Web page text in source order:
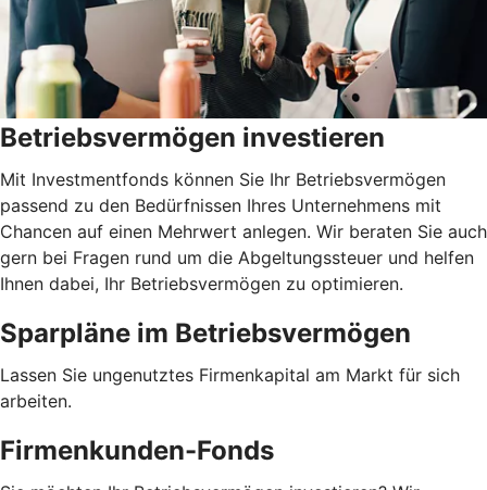
Betriebsvermögen investieren
Mit Investmentfonds können Sie Ihr Betriebsvermögen
passend zu den Bedürfnissen Ihres Unternehmens mit
Chancen auf einen Mehrwert anlegen. Wir beraten Sie auch
gern bei Fragen rund um die Abgeltungssteuer und helfen
Ihnen dabei, Ihr Betriebsvermögen zu optimieren.
Sparpläne im Betriebsvermögen
Lassen Sie ungenutztes Firmenkapital am Markt für sich
arbeiten.
Firmenkunden-Fonds